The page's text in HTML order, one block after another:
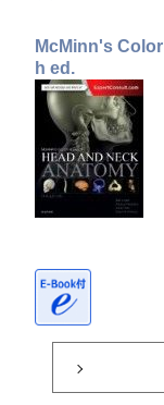
McMinn's
h ed.